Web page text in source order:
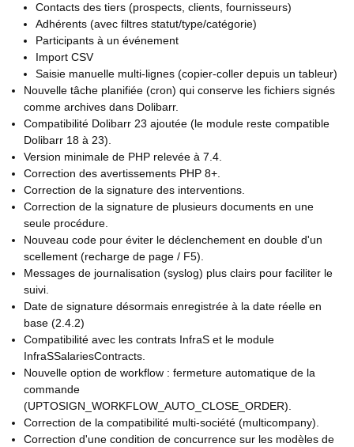
Contacts des tiers (prospects, clients, fournisseurs)
Adhérents (avec filtres statut/type/catégorie)
Participants à un événement
Import CSV
Saisie manuelle multi-lignes (copier-coller depuis un tableur)
Nouvelle tâche planifiée (cron) qui conserve les fichiers signés
comme archives dans Dolibarr.
Compatibilité Dolibarr 23 ajoutée (le module reste compatible
Dolibarr 18 à 23).
Version minimale de PHP relevée à 7.4.
Correction des avertissements PHP 8+.
Correction de la signature des interventions.
Correction de la signature de plusieurs documents en une
seule procédure.
Nouveau code pour éviter le déclenchement en double d'un
scellement (recharge de page / F5).
Messages de journalisation (syslog) plus clairs pour faciliter le
suivi.
Date de signature désormais enregistrée à la date réelle en
base (2.4.2)
Compatibilité avec les contrats InfraS et le module
InfraSSalariesContracts.
Nouvelle option de workflow : fermeture automatique de la
commande
(UPTOSIGN_WORKFLOW_AUTO_CLOSE_ORDER).
Correction de la compatibilité multi-société (multicompany).
Correction d'une condition de concurrence sur les modèles de